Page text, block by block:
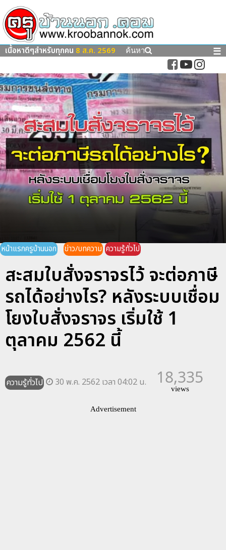
เนื้อหาดีๆสำหรับทุกคน 8 ส.ค. 2569 ค้นหา ☰
หน้าแรกครูบ้านนอก ข่าว/บทความ ความรู้ทั่วไป
สะสมใบสั่งจราจรไว้ จะต่อภาษี
รถได้อย่างไร? หลังระบบเชื่อม
โยงใบสั่งจราจร เริ่มใช้ 1
ตุลาคม 2562 นี้
ความรู้ทั่วไป 30 พ.ค. 2562 เวลา 04:02 น. 18,335
views
Advertisement